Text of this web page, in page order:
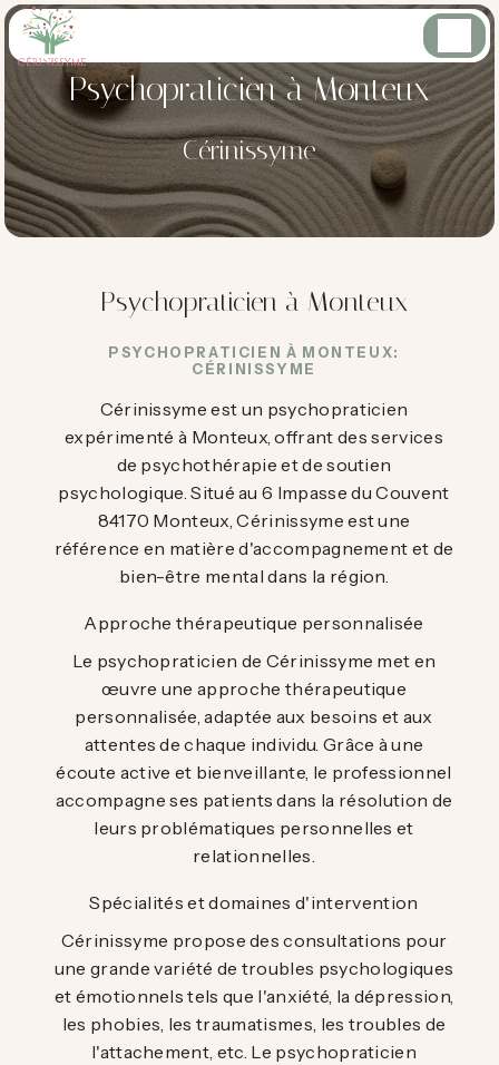
Psychopraticien à Monteux
Cérinissyme
Psychopraticien à Monteux
PSYCHOPRATICIEN À MONTEUX:
CÉRINISSYME
Cérinissyme est un psychopraticien
expérimenté à Monteux, offrant des services
de psychothérapie et de soutien
psychologique. Situé au 6 Impasse du Couvent
84170 Monteux, Cérinissyme est une
référence en matière d'accompagnement et de
bien-être mental dans la région.
Approche thérapeutique personnalisée
Le psychopraticien de Cérinissyme met en
œuvre une approche thérapeutique
personnalisée, adaptée aux besoins et aux
attentes de chaque individu. Grâce à une
écoute active et bienveillante, le professionnel
accompagne ses patients dans la résolution de
leurs problématiques personnelles et
relationnelles.
Spécialités et domaines d'intervention
Cérinissyme propose des consultations pour
une grande variété de troubles psychologiques
et émotionnels tels que l'anxiété, la dépression,
les phobies, les traumatismes, les troubles de
l'attachement, etc. Le psychopraticien
Panneau de gestion des cookies